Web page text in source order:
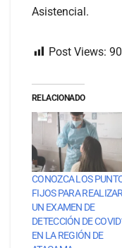
Asistencial.
Post Views: 90
RELACIONADO
CONOZCA LOS
FIJOS PARA
UN EXAMEN DE
DETECCIÓN DE
EN LA REGIÓN DE